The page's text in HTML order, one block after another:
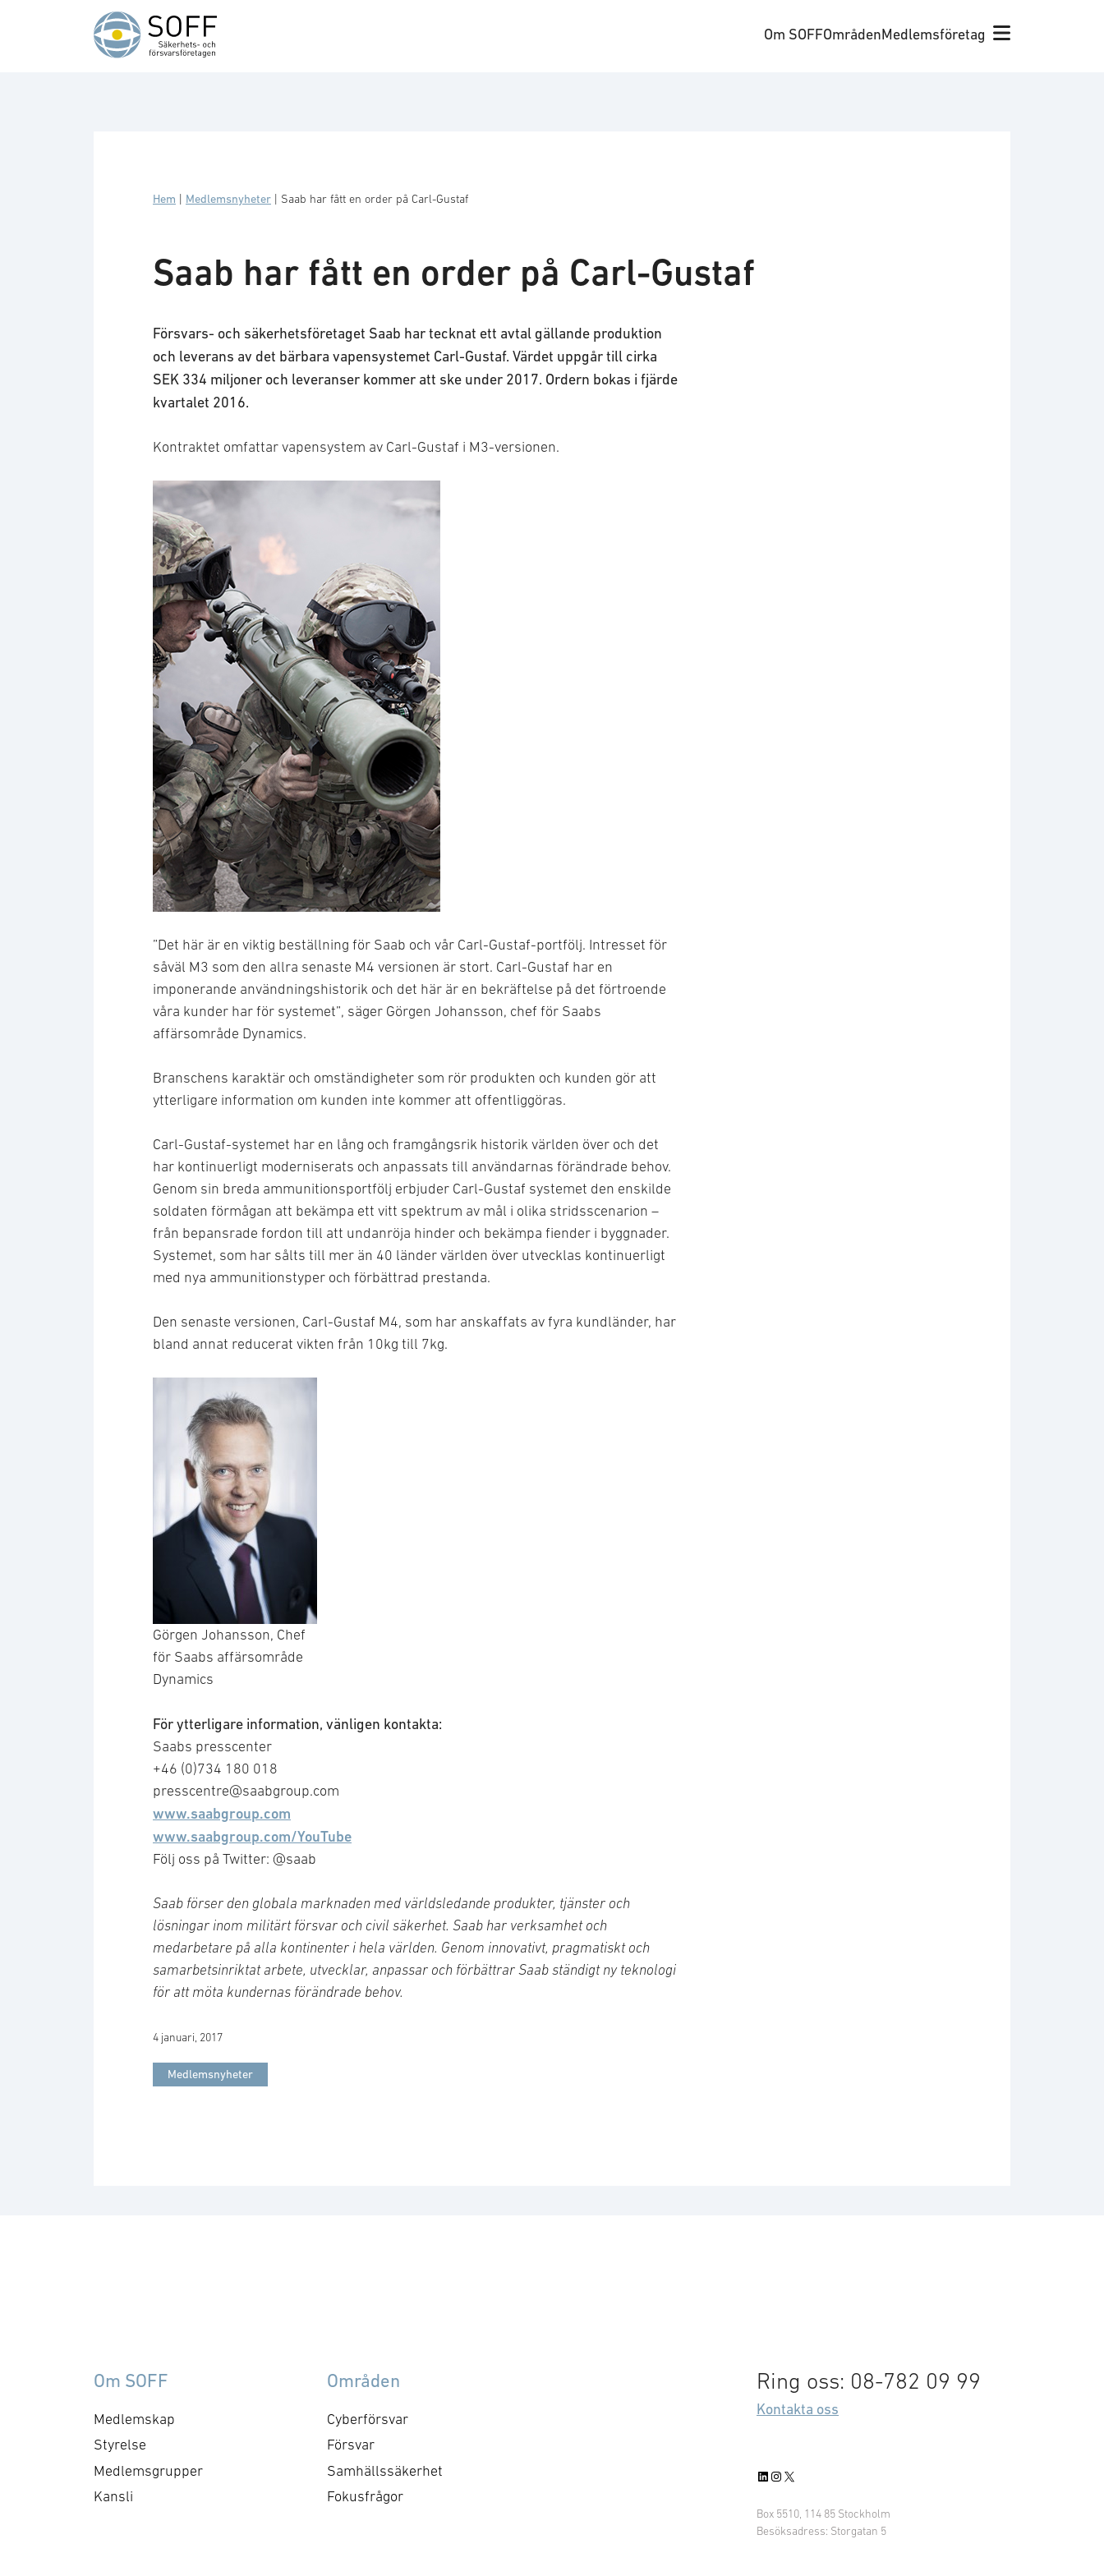
Hoppa till innehåll
Om SOFFOmrådenMedlemsföretag
Hem Medlemsnyheter Saab har fått en order på Carl-Gustaf
Saab har fått en order på Carl-Gustaf
Försvars- och säkerhetsföretaget Saab har tecknat ett avtal gällande produktion
och leverans av det bärbara vapensystemet Carl-Gustaf. Värdet uppgår till cirka
SEK 334 miljoner och leveranser kommer att ske under 2017. Ordern bokas i fjärde
kvartalet 2016.
Kontraktet omfattar vapensystem av Carl-Gustaf i M3-versionen.
”Det här är en viktig beställning för Saab och vår Carl-Gustaf-portfölj. Intresset för
såväl M3 som den allra senaste M4 versionen är stort. Carl-Gustaf har en
imponerande användningshistorik och det här är en bekräftelse på det förtroende
våra kunder har för systemet”, säger Görgen Johansson, chef för Saabs
affärsområde Dynamics.
Branschens karaktär och omständigheter som rör produkten och kunden gör att
ytterligare information om kunden inte kommer att offentliggöras.
Carl-Gustaf-systemet har en lång och framgångsrik historik världen över och det
har kontinuerligt moderniserats och anpassats till användarnas förändrade behov.
Genom sin breda ammunitionsportfölj erbjuder Carl-Gustaf systemet den enskilde
soldaten förmågan att bekämpa ett vitt spektrum av mål i olika stridsscenarion –
från bepansrade fordon till att undanröja hinder och bekämpa fiender i byggnader.
Systemet, som har sålts till mer än 40 länder världen över utvecklas kontinuerligt
med nya ammunitionstyper och förbättrad prestanda.
Den senaste versionen, Carl-Gustaf M4, som har anskaffats av fyra kundländer, har
bland annat reducerat vikten från 10kg till 7kg.
Görgen Johansson, Chef
för Saabs affärsområde
Dynamics
För ytterligare information, vänligen kontakta:
Saabs presscenter
+46 (0)734 180 018
presscentre@saabgroup.com
www.saabgroup.com
www.saabgroup.com/YouTube
Följ oss på Twitter: @saab
Saab förser den globala marknaden med världsledande produkter, tjänster och
lösningar inom militärt försvar och civil säkerhet. Saab har verksamhet och
medarbetare på alla kontinenter i hela världen. Genom innovativt, pragmatiskt och
samarbetsinriktat arbete, utvecklar, anpassar och förbättrar Saab ständigt ny teknologi
för att möta kundernas förändrade behov.
4 januari, 2017
Medlemsnyheter
Om SOFF
Medlemskap
Styrelse
Medlemsgrupper
Kansli
Områden
Cyberförsvar
Försvar
Samhällssäkerhet
Fokusfrågor
Ring oss: 08-782 09 99
Kontakta oss
LinkedIn
Instagram
X
Box 5510, 114 85 Stockholm
Besöksadress: Storgatan 5